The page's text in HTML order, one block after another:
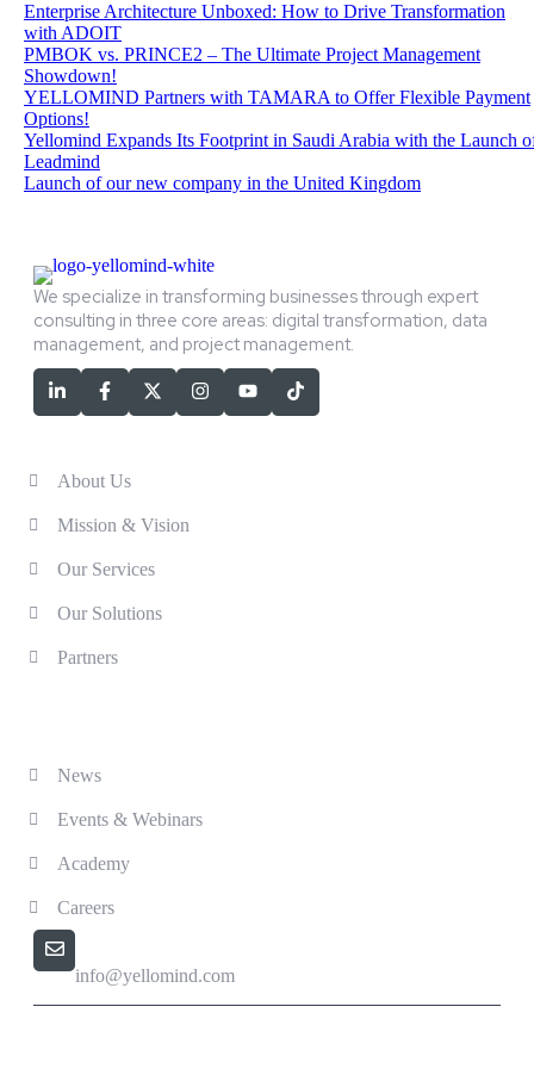
Enterprise Architecture Unboxed: How to Drive Transformation
with ADOIT
PMBOK vs. PRINCE2 – The Ultimate Project Management
Showdown!
YELLOMIND Partners with TAMARA to Offer Flexible Payment
Options!
Yellomind Expands Its Footprint in Saudi Arabia with the Launch
Leadmind
Launch of our new company in the United Kingdom
We specialize in transforming businesses through expert
consulting in three core areas: digital transformation, data
management, and project management.
About Us
Mission & Vision
Our Services
Our Solutions
Partners
News
Events & Webinars
Academy
Careers
info@yellomind.com